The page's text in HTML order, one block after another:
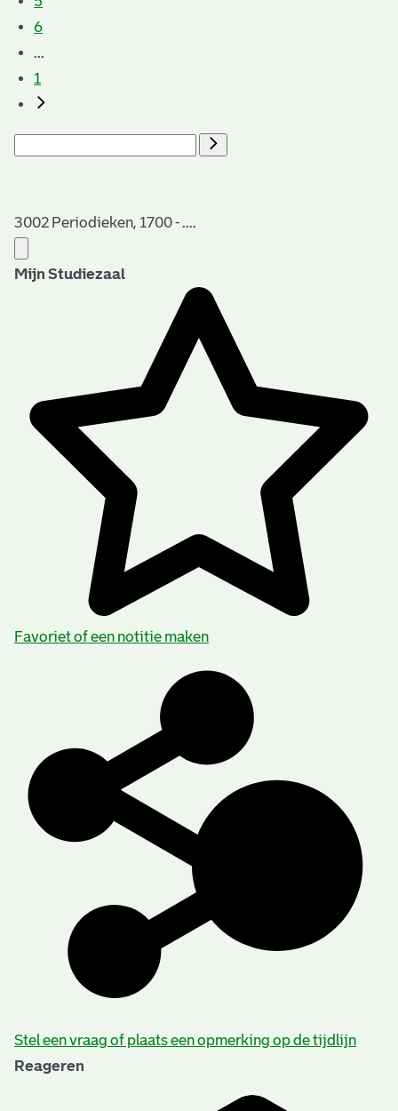
6
...
1
3002 Periodieken, 1700 - ....
Mijn Studiezaal
Favoriet of een notitie maken
Stel een vraag of plaats een opmerking op de tijdlijn
Reageren